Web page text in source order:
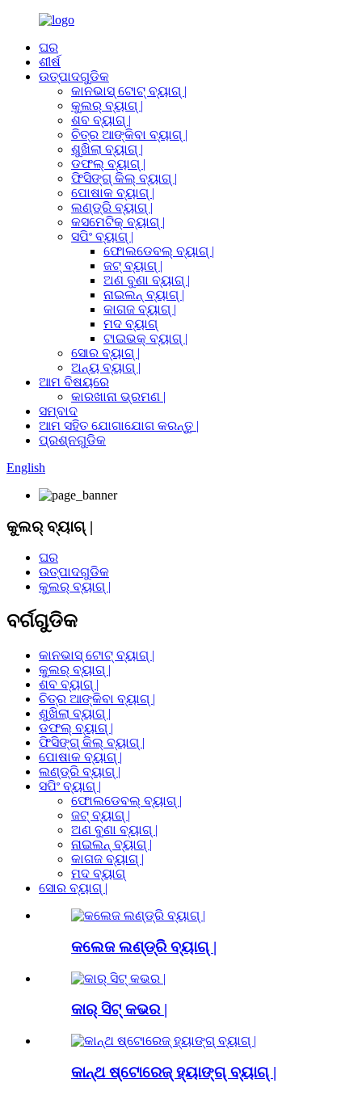
ଘର
ଶୀର୍ଷ
ଉତ୍ପାଦଗୁଡିକ
କାନଭାସ୍ ଟୋଟ୍ ବ୍ୟାଗ୍ |
କୁଲର୍ ବ୍ୟାଗ୍ |
ଶବ ବ୍ୟାଗ୍ |
ଚିତ୍ର ଆଙ୍କିବା ବ୍ୟାଗ୍ |
ଶୁଖିଲା ବ୍ୟାଗ୍ |
ଡଫଲ୍ ବ୍ୟାଗ୍ |
ଫିସିଙ୍ଗ୍ କିଲ୍ ବ୍ୟାଗ୍ |
ପୋଷାକ ବ୍ୟାଗ୍ |
ଲଣ୍ଡ୍ରି ବ୍ୟାଗ୍ |
କସମେଟିକ୍ ବ୍ୟାଗ୍ |
ସପିଂ ବ୍ୟାଗ୍ |
ଫୋଲଡେବଲ୍ ବ୍ୟାଗ୍ |
ଜଟ୍ ବ୍ୟାଗ୍ |
ଅଣ ବୁଣା ବ୍ୟାଗ୍ |
ନାଇଲନ୍ ବ୍ୟାଗ୍ |
କାଗଜ ବ୍ୟାଗ୍ |
ମଦ ବ୍ୟାଗ୍
ଟାଇଭକ୍ ବ୍ୟାଗ୍ |
ସୋର ବ୍ୟାଗ୍ |
ଅନ୍ୟ ବ୍ୟାଗ୍ |
ଆମ ବିଷୟରେ
କାରଖାନା ଭ୍ରମଣ |
ସମ୍ବାଦ
ଆମ ସହିତ ଯୋଗାଯୋଗ କରନ୍ତୁ |
ପ୍ରଶ୍ନଗୁଡିକ
English
କୁଲର୍ ବ୍ୟାଗ୍ |
ଘର
ଉତ୍ପାଦଗୁଡିକ
କୁଲର୍ ବ୍ୟାଗ୍ |
ବର୍ଗଗୁଡିକ
କାନଭାସ୍ ଟୋଟ୍ ବ୍ୟାଗ୍ |
କୁଲର୍ ବ୍ୟାଗ୍ |
ଶବ ବ୍ୟାଗ୍ |
ଚିତ୍ର ଆଙ୍କିବା ବ୍ୟାଗ୍ |
ଶୁଖିଲା ବ୍ୟାଗ୍ |
ଡଫଲ୍ ବ୍ୟାଗ୍ |
ଫିସିଙ୍ଗ୍ କିଲ୍ ବ୍ୟାଗ୍ |
ପୋଷାକ ବ୍ୟାଗ୍ |
ଲଣ୍ଡ୍ରି ବ୍ୟାଗ୍ |
ସପିଂ ବ୍ୟାଗ୍ |
ଫୋଲଡେବଲ୍ ବ୍ୟାଗ୍ |
ଜଟ୍ ବ୍ୟାଗ୍ |
ଅଣ ବୁଣା ବ୍ୟାଗ୍ |
ନାଇଲନ୍ ବ୍ୟାଗ୍ |
କାଗଜ ବ୍ୟାଗ୍ |
ମଦ ବ୍ୟାଗ୍
ସୋର ବ୍ୟାଗ୍ |
କଲେଜ ଲଣ୍ଡ୍ରି ବ୍ୟାଗ୍ |
କାର୍ ସିଟ୍ କଭର |
କାନ୍ଥ ଷ୍ଟୋରେଜ୍ ହ୍ୟାଙ୍ଗ୍ ବ୍ୟାଗ୍ |